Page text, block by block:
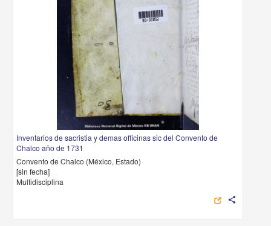
Inventarios de sacristia y demas officinas sic del Convento de
Chalco año de 1731
Convento de Chalco (México, Estado)
[sin fecha]
Multidisciplina
share